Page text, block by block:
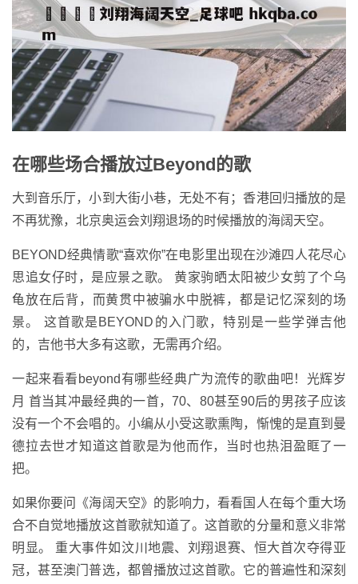
在哪些场合播放过Beyond的歌
大到音乐厅，小到大街小巷，无处不有；香港回归播放的是
不再犹豫，北京奥运会刘翔退场的时候播放的海阔天空。
BEYOND经典情歌“喜欢你”在电影里出现在沙滩四人花尽心
思追女仔时，是应景之歌。 黄家驹晒太阳被少女剪了个乌
龟放在后背，而黄贯中被骗水中脱裤，都是记忆深刻的场
景。 这首歌是BEYOND的入门歌，特别是一些学弹吉他
的，吉他书大多有这歌，无需再介绍。
一起来看看beyond有哪些经典广为流传的歌曲吧！光辉岁
月 首当其冲最经典的一首，70、80甚至90后的男孩子应该
没有一个不会唱的。小编从小受这歌熏陶，惭愧的是直到曼
德拉去世才知道这首歌是为他而作，当时也热泪盈眶了一
把。
如果你要问《海阔天空》的影响力，看看国人在每个重大场
合不自觉地播放这首歌就知道了。这首歌的分量和意义非常
明显。 重大事件如汶川地震、刘翔退赛、恒大首次夺得亚
冠，甚至澳门普选，都曾播放过这首歌。它的普遍性和深刻